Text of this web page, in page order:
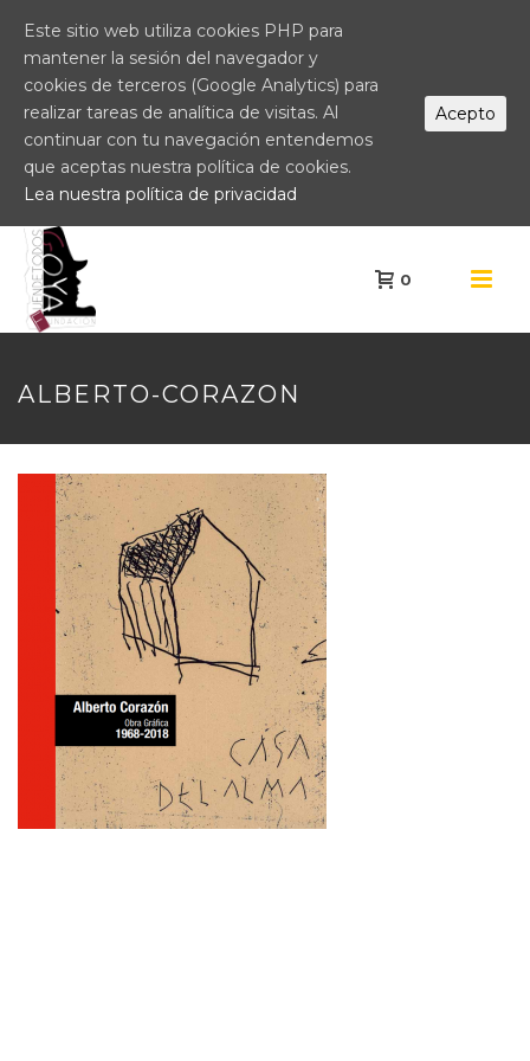
0
ALBERTO-CORAZON
Este sitio web utiliza cookies PHP para
mantener la sesión del navegador y
cookies de terceros (Google Analytics) para
realizar tareas de analítica de visitas. Al
continuar con tu navegación entendemos
que aceptas nuestra política de cookies.
Lea nuestra política de privacidad
Acepto